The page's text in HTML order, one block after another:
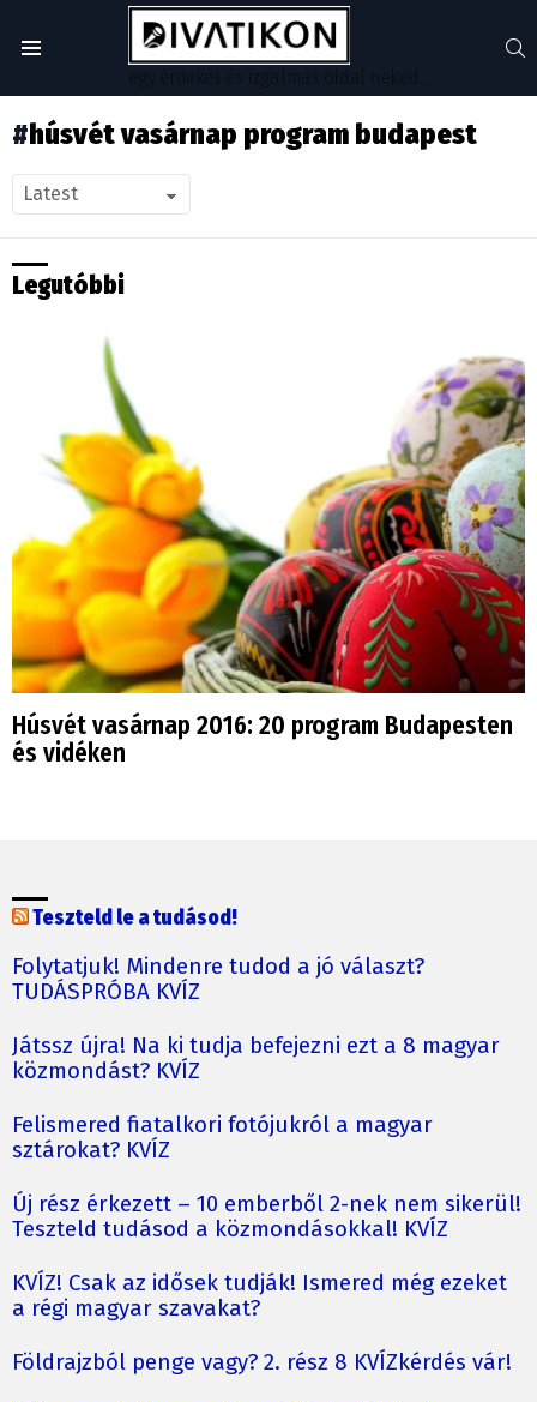
húsvét vasárnap program budapest
Legutóbbi
Húsvét vasárnap 2016: 20 program Budapesten
és vidéken
Teszteld le a tudásod!
Folytatjuk! Mindenre tudod a jó választ?
TUDÁSPRÓBA KVÍZ
Játssz újra! Na ki tudja befejezni ezt a 8 magyar
közmondást? KVÍZ
Felismered fiatalkori fotójukról a magyar
sztárokat? KVÍZ
Új rész érkezett – 10 emberből 2-nek nem sikerül!
Teszteld tudásod a közmondásokkal! KVÍZ
KVÍZ! Csak az idősek tudják! Ismered még ezeket
a régi magyar szavakat?
Földrajzból penge vagy? 2. rész 8 KVÍZkérdés vár!